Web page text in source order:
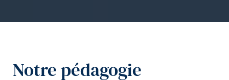
Notre pédagogie